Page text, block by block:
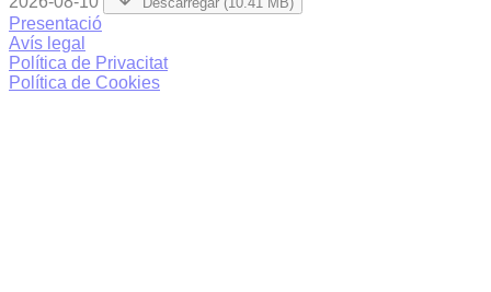
Presentació
Avís legal
Política de Privacitat
Política de Cookies